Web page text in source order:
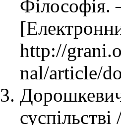
Філософія.
http://
nal/article/